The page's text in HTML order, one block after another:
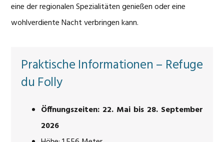
eine der regionalen Spezialitäten genießen oder eine
wohlverdiente Nacht verbringen kann.
Praktische Informationen – Refuge
du Folly
Öffnungszeiten: 22. Mai bis 28. September
2026